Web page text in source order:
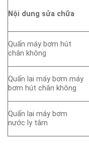
Nội dung sửa chữa
Quấn máy bơm hút
chân không
Quấn lại máy bơm máy
bơm hút chân không
Quấn lại máy bơm
nước ly tâm